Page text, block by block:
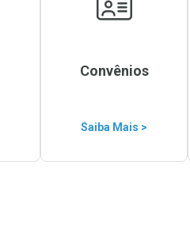
Convênios
Saiba Mais >